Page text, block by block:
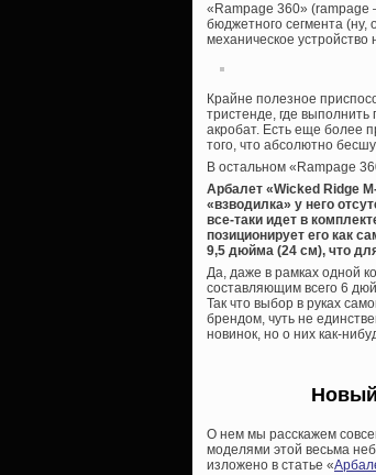
«Rampage 360» (rampage
бюджетного сегмента (ну,
механическое
Крайне полезное
тристенде, где
акробат. Есть еще более
того, что абсолютно
В остальном «Rampage
Арбалет «Wicked Ridge
«взводилка» у него
все-таки идет в
позиционирует его как
9,5 дюйма (24 см), что
Да, даже в рамках одной
составляющим всего 6
Так что выбор в руках
брендом, чуть не
новинок, но о них как-
О нем мы расскажем
моделями этой весьма
изложено в статье «